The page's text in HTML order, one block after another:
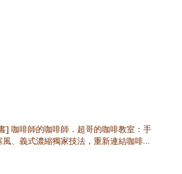
] 咖啡師的咖啡師．超哥的咖啡教室：手
風、義式濃縮獨家技法，重新連結咖啡萃